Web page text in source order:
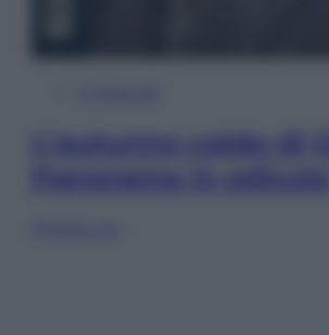
L’autunno caldo di